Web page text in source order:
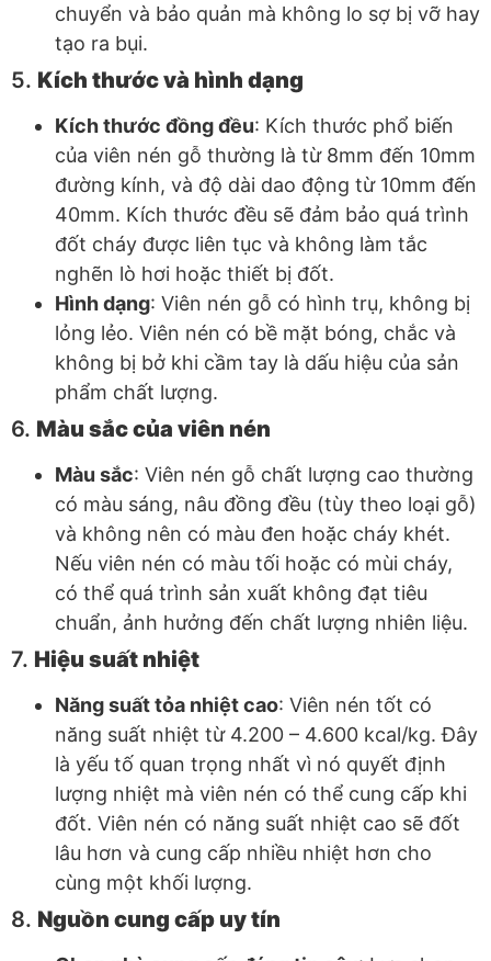
chuyển và bảo quản mà không lo sợ bị vỡ hay
tạo ra bụi.
5. Kích thước và hình dạng
Kích thước đồng đều: Kích thước phổ biến
của viên nén gỗ thường là từ 8mm đến 10mm
đường kính, và độ dài dao động từ 10mm đến
40mm. Kích thước đều sẽ đảm bảo quá trình
đốt cháy được liên tục và không làm tắc
nghẽn lò hơi hoặc thiết bị đốt.
Hình dạng: Viên nén gỗ có hình trụ, không bị
lỏng lẻo. Viên nén có bề mặt bóng, chắc và
không bị bở khi cầm tay là dấu hiệu của sản
phẩm chất lượng.
6. Màu sắc của viên nén
Màu sắc: Viên nén gỗ chất lượng cao thường
có màu sáng, nâu đồng đều (tùy theo loại gỗ)
và không nên có màu đen hoặc cháy khét.
Nếu viên nén có màu tối hoặc có mùi cháy,
có thể quá trình sản xuất không đạt tiêu
chuẩn, ảnh hưởng đến chất lượng nhiên liệu.
7. Hiệu suất nhiệt
Năng suất tỏa nhiệt cao: Viên nén tốt có
năng suất nhiệt từ 4.200 – 4.600 kcal/kg. Đây
là yếu tố quan trọng nhất vì nó quyết định
lượng nhiệt mà viên nén có thể cung cấp khi
đốt. Viên nén có năng suất nhiệt cao sẽ đốt
lâu hơn và cung cấp nhiều nhiệt hơn cho
cùng một khối lượng.
8. Nguồn cung cấp uy tín